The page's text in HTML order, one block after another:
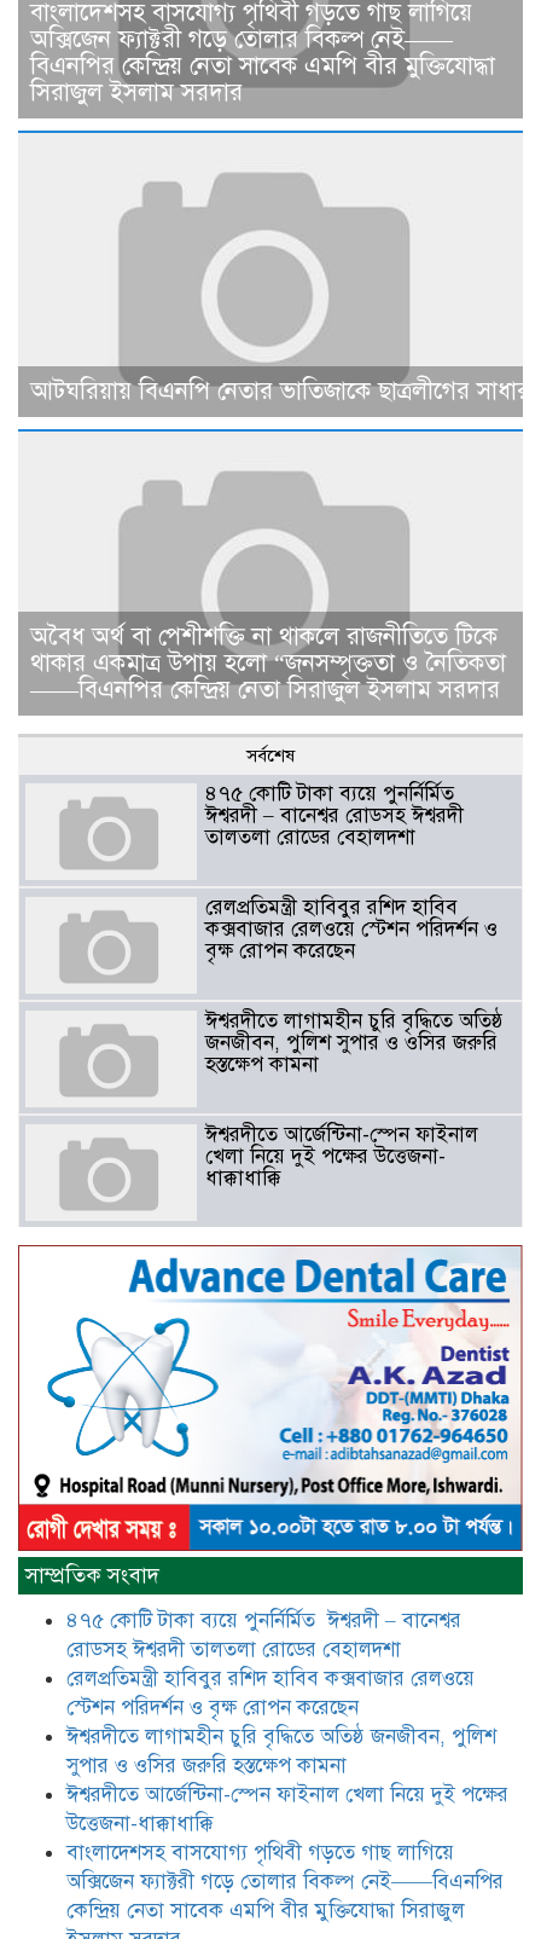
বাংলাদেশসহ বাসযোগ্য পৃথিবী গড়তে গাছ লাগিয়ে
অক্সিজেন ফ্যাক্টরী গড়ে তোলার বিকল্প নেই——
বিএনপির কেন্দ্রিয় নেতা সাবেক এমপি বীর মুক্তিযোদ্ধা
সিরাজুল ইসলাম সরদার
আটঘরিয়ায় বিএনপি নেতার ভাতিজাকে ছাত্রলীগের
​​অবৈধ অর্থ বা পেশীশক্তি না থাকলে রাজনীতিতে টিকে
থাকার একমাত্র উপায় হলো “জনসম্পৃক্ততা ও নৈতিকতা
——বিএনপির কেন্দ্রিয় নেতা সিরাজুল ইসলাম সরদার
সর্বশেষ
৪৭৫ কোটি টাকা ব্যয়ে পুনর্নির্মিত
ঈশ্বরদী – বানেশ্বর রোডসহ ঈশ্বরদী
তালতলা রোডের বেহালদশা
রেলপ্রতিমন্ত্রী হাবিবুর রশিদ হাবিব
কক্সবাজার রেলওয়ে স্টেশন পরিদর্শন ও
বৃক্ষ রোপন করেছেন
ঈশ্বরদীতে লাগামহীন চুরি বৃদ্ধিতে অতিষ্ঠ
জনজীবন, পুলিশ সুপার ও ওসির জরুরি
হস্তক্ষেপ কামনা ​
ঈশ্বরদীতে আর্জেন্টিনা-স্পেন ফাইনাল
খেলা নিয়ে দুই পক্ষের উত্তেজনা-
ধাক্কাধাক্কি
বাংলাদেশসহ বাসযোগ্য পৃথিবী গড়তে
গাছ লাগিয়ে অক্সিজেন ফ্যাক্টরী গড়ে
তোলার বিকল্প নেই——বিএনপির
কেন্দ্রিয় নেতা সাবেক এমপি বীর
মুক্তিযোদ্ধা সিরাজুল ইসলাম সরদার
আটঘরিয়ায় বিএনপি নেতার ভাতিজাকে ছাত্রলীগের সাধারণ
​​অবৈধ অর্থ বা পেশীশক্তি না থাকলে
রাজনীতিতে টিকে থাকার একমাত্র উপায়
বিএনপির কেন্দ্রিয় নেতা সিরাজুল ইসলাম
সরদার
মধুমতি এক্সপ্রেস ট্রেনে রেলওয়ে জেলা
ডিবি টিমের বিশেষ অভিযানে রতন লাল
বিশ্বাসকে ৫০ বোতল কোডিন যুক্ত
সিরাপসহ গ্রেফতার
ঈশ্বরদীতে বিএনপি নেত্রীর বিরুদ্ধে জমি ও
দোকান দখলের চেষ্টার অভিযোগে সংবাদ
সম্মেলন
যে ঐক্যের মাধ্যমে ১৯৯১ সালে
বিএনপির সকলস্তরের নেতাকর্মীরা ভঙ্গুর
সাম্প্রতিক সংবাদ
৪৭৫ কোটি টাকা ব্যয়ে পুনর্নির্মিত ঈশ্বরদী – বানেশ্বর
রোডসহ ঈশ্বরদী তালতলা রোডের বেহালদশা
রেলপ্রতিমন্ত্রী হাবিবুর রশিদ হাবিব কক্সবাজার রেলওয়ে
স্টেশন পরিদর্শন ও বৃক্ষ রোপন করেছেন
ঈশ্বরদীতে লাগামহীন চুরি বৃদ্ধিতে অতিষ্ঠ জনজীবন, পুলিশ
সুপার ও ওসির জরুরি হস্তক্ষেপ কামনা ​
ঈশ্বরদীতে আর্জেন্টিনা-স্পেন ফাইনাল খেলা নিয়ে দুই পক্ষের
উত্তেজনা-ধাক্কাধাক্কি
বাংলাদেশসহ বাসযোগ্য পৃথিবী গড়তে গাছ লাগিয়ে
অক্সিজেন ফ্যাক্টরী গড়ে তোলার বিকল্প নেই——বিএনপির
কেন্দ্রিয় নেতা সাবেক এমপি বীর মুক্তিযোদ্ধা সিরাজুল